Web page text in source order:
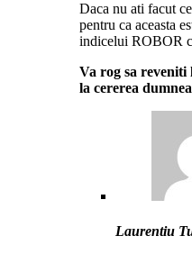
Daca nu ati facut
pentru ca aceasta
indicelui ROBOR
Va rog sa
la cererea
Laurentiu